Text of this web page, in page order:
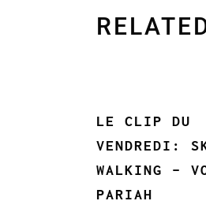
LE CLIP DU
VENDREDI:
WALKING –
PARIAH